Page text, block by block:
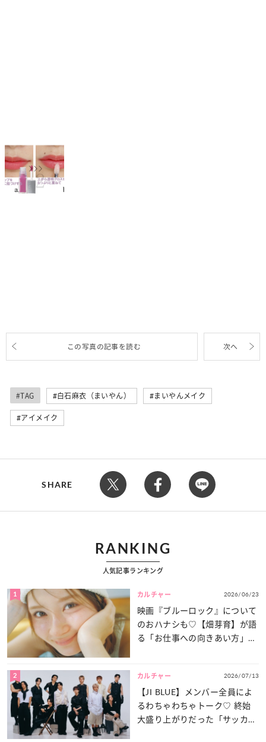
この写真の記事を読む 次へ
#TAG 白石麻衣（まいやん） まいやんメイク
アイメイク
SHARE
RANKING
人気記事ランキング
1 カルチャー 2026/06/23
映画『ブルーロック』について
のおハナシも♡【畑芽育】が語
る「お仕事への向きあい方」と
2 カルチャー 2026/07/13
【JI BLUE】メンバー全員によ
るわちゃわちゃトーク♡ 終始
大盛り上がりだった「サッカー